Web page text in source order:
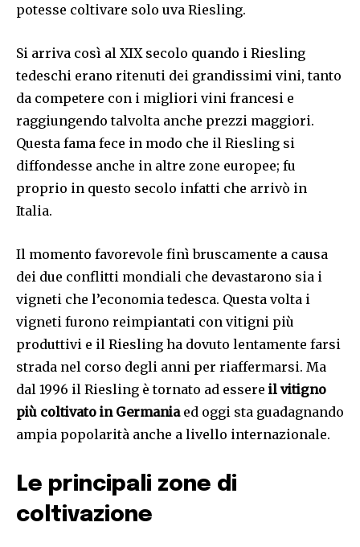
potesse coltivare solo uva Riesling.
Si arriva così al XIX secolo quando i Riesling
tedeschi erano ritenuti dei grandissimi vini, tanto
da competere con i migliori vini francesi e
raggiungendo talvolta anche prezzi maggiori.
Questa fama fece in modo che il Riesling si
diffondesse anche in altre zone europee; fu
proprio in questo secolo infatti che arrivò in
Italia.
Il momento favorevole finì bruscamente a causa
dei due conflitti mondiali che devastarono sia i
vigneti che l’economia tedesca. Questa volta i
vigneti furono reimpiantati con vitigni più
produttivi e il Riesling ha dovuto lentamente farsi
strada nel corso degli anni per riaffermarsi. Ma
dal 1996 il Riesling è tornato ad essere il vitigno
più coltivato in Germaniaed oggi sta guadagnando
ampia popolarità anche a livello internazionale.
Le principali zone di
coltivazione